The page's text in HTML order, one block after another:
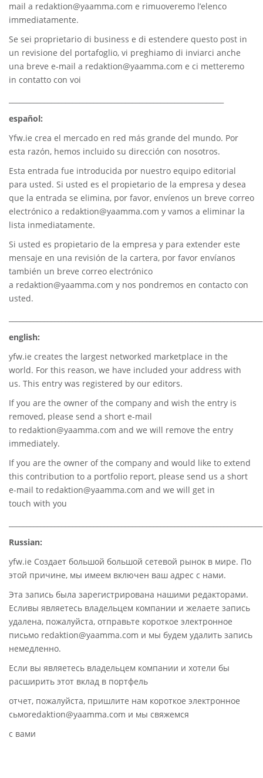
mail a redaktion@yaamma.com e rimuoveremo l’elenco
immediatamente.
Se sei proprietario di business e di estendere questo post in
un revisione del portafoglio, vi preghiamo di inviarci anche
una breve e-mail a redaktion@yaamma.com e ci metteremo
in contatto con voi
español:
Yfw.ie crea el mercado en red más grande del mundo. Por
esta razón, hemos incluido su dirección con nosotros.
Esta entrada fue introducida por nuestro equipo editorial
para usted. Si usted es el propietario de la empresa y desea
que la entrada se elimina, por favor, envíenos un breve correo
electrónico a redaktion@yaamma.com y vamos a eliminar la
lista inmediatamente.
Si usted es propietario de la empresa y para extender este
mensaje en una revisión de la cartera, por favor envíanos
también un breve correo electrónico
a redaktion@yaamma.com y nos pondremos en contacto con
usted.
english:
yfw.ie creates the largest networked marketplace in the
world. For this reason, we have included your address with
us. This entry was registered by our editors.
If you are the owner of the company and wish the entry is
removed, please send a short e-mail
to redaktion@yaamma.com and we will remove the entry
immediately.
If you are the owner of the company and would like to extend
this contribution to a portfolio report, please send us a short
e-mail to redaktion@yaamma.com and we will get in
touch with you
Russian:
yfw.ie Создает большой большой сетевой рынок в мире. По
этой причине, мы имеем включен ваш адрес с нами.
Эта запись была зарегистрирована нашими редакторами.
Есливы являетесь владельцем компании и желаете запись
удалена, пожалуйста, отправьте короткое электронное
письмо redaktion@yaamma.com и мы будем удалить запись
немедленно.
Если вы являетесь владельцем компании и хотели бы
расширить этот вклад в портфель
отчет, пожалуйста, пришлите нам короткое электронное
сьмоredaktion@yaamma.com и мы свяжемся
с вами